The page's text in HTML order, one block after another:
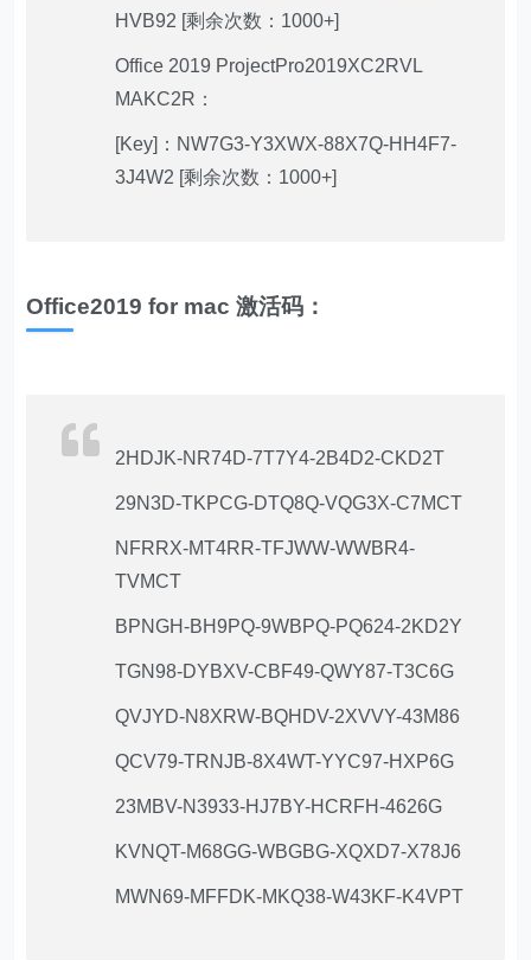
HVB92 [剩余次数：1000+]
Office 2019 ProjectPro2019XC2RVL
MAKC2R：
[Key]：NW7G3-Y3XWX-88X7Q-HH4F7-
3J4W2 [剩余次数：1000+]
Office2019 for mac 激活码：
2HDJK-NR74D-7T7Y4-2B4D2-CKD2T
29N3D-TKPCG-DTQ8Q-VQG3X-C7MCT
NFRRX-MT4RR-TFJWW-WWBR4-
TVMCT
BPNGH-BH9PQ-9WBPQ-PQ624-2KD2Y
TGN98-DYBXV-CBF49-QWY87-T3C6G
QVJYD-N8XRW-BQHDV-2XVVY-43M86
QCV79-TRNJB-8X4WT-YYC97-HXP6G
23MBV-N3933-HJ7BY-HCRFH-4626G
KVNQT-M68GG-WBGBG-XQXD7-X78J6
MWN69-MFFDK-MKQ38-W43KF-K4VPT